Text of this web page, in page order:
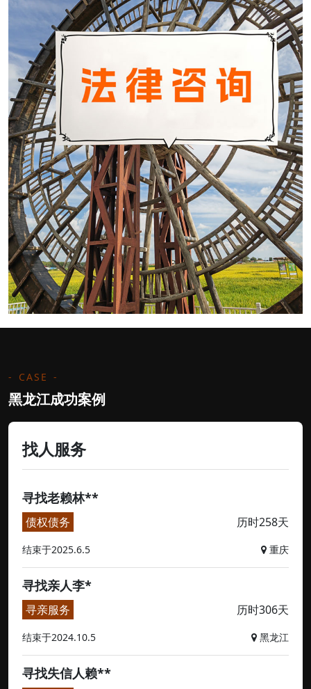
CASE
黑龙江成功案例
找人服务
寻找老赖林**
债权债务 历时258天
结束于2025.6.5 重庆
寻找亲人李*
寻亲服务 历时306天
结束于2024.10.5 黑龙江
寻找失信人赖**